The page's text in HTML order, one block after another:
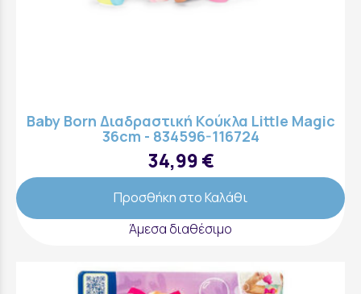
Baby Born Διαδραστική Κούκλα Little Magic
36cm - 834596-116724
34,99 €
Προσθήκη στο Καλάθι
Άμεσα διαθέσιμο